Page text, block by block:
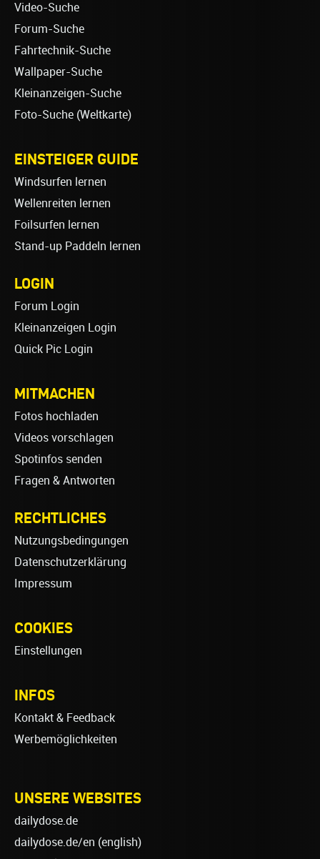
Video-Suche
Forum-Suche
Fahrtechnik-Suche
Wallpaper-Suche
Kleinanzeigen-Suche
Foto-Suche (Weltkarte)
EINSTEIGER GUIDE
Windsurfen lernen
Wellenreiten lernen
Foilsurfen lernen
Stand-up Paddeln lernen
LOGIN
Forum Login
Kleinanzeigen Login
Quick Pic Login
MITMACHEN
Fotos hochladen
Videos vorschlagen
Spotinfos senden
Fragen & Antworten
RECHTLICHES
Nutzungsbedingungen
Datenschutzerklärung
Impressum
COOKIES
Einstellungen
INFOS
Kontakt & Feedback
Werbemöglichkeiten
UNSERE WEBSITES
dailydose.de
dailydose.de/en (english)